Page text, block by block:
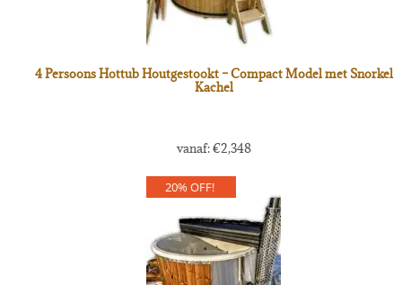
4 Persoons Hottub Houtgestookt – Compact Model met Snorkel
Kachel
vanaf:€2,348
20% OFF!